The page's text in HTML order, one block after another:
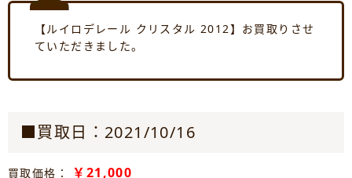
【ルイロデレール クリスタル 2012】お買取りさせ
ていただきました。
■買取日：2021/10/16
買取価格： ￥21,000